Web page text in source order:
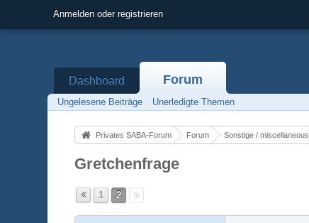
Anmelden oder registrieren
Dashboard Forum
Ungelesene Beiträge Unerledigte Themen
Privates SABA-Forum Forum Sonstige / miscellaneous
Gretchenfrage
1 2